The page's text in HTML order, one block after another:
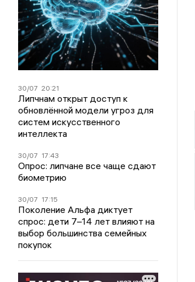
30/07 20:21
Липчнам открыт доступ к
обновлённой модели угроз для
систем искусственного
интеллекта
30/07 17:43
Опрос: липчане все чаще сдают
биометрию
30/07 17:15
Поколение Альфа диктует
спрос: дети 7–14 лет влияют на
выбор большинства семейных
покупок